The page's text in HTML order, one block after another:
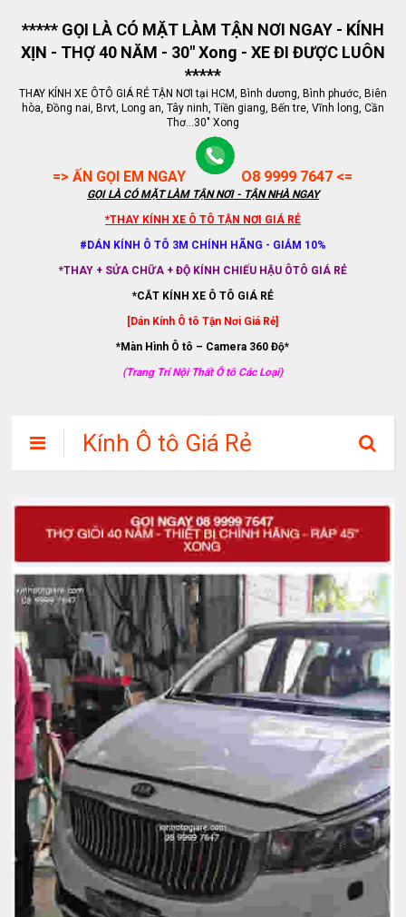
***** GỌI LÀ CÓ MẶT LÀM TẬN NƠI NGAY - KÍNH
XỊN - THỢ 40 NĂM - 30" Xong - XE ĐI ĐƯỢC LUÔN
*****
THAY KÍNH XE ÔTÔ GIÁ RẺ TẬN NƠI tại HCM, Bình dương, Bình phước, Biên
hòa, Đồng nai, Brvt, Long an, Tây ninh, Tiền giang, Bến tre, Vĩnh long, Cần
Thơ...30" Xong
=> ẤN GỌI EM NGAY O8 9999 7647 <=
GỌI LÀ CÓ MẶT LÀM TẬN NƠI - TẬN NHÀ NGAY
*THAY KÍNH XE Ô TÔ TẬN NƠI GIÁ RẺ
#DÁN KÍNH Ô TÔ 3M CHÍNH HÃNG - GIẢM 10%
*THAY + SỬA CHỮA + ĐỘ KÍNH CHIẾU HẬU ÔTÔ GIÁ RẺ
*CẮT KÍNH XE Ô TÔ GIÁ RẺ
[Dán Kính Ô tô Tận Nơi Giá Rẻ]
*Màn Hình Ô tô – Camera 360 Độ*
(Trang Trí Nội Thất Ô tô Các Loại)
Kính Ô tô Giá Rẻ